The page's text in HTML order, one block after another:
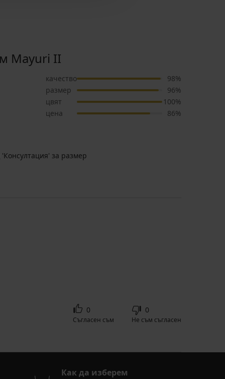
Mayuri II
качество
98%
размер
96%
цвят
100%
цена
86%
'Консултация' за размер
0
Съгласен съм
0
Не съм съгласен
Как да изберем